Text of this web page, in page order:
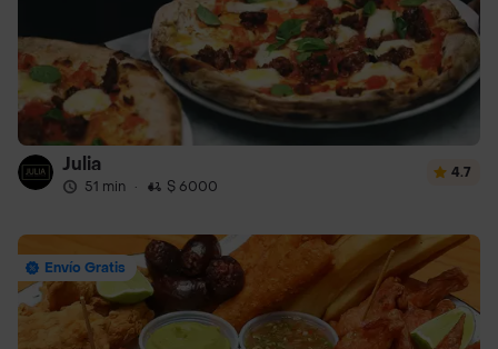
Julia
51 min · $ 6000
4.7
Envío Gratis